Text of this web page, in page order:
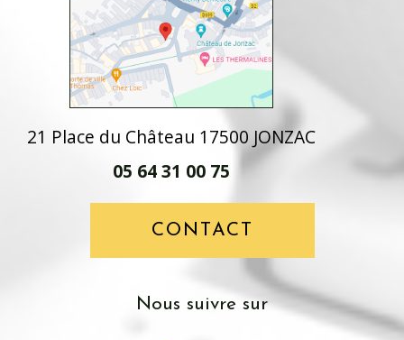
21 Place du Château 17500 JONZAC
05 64 31 00 75
CONTACT
nous suivre sur